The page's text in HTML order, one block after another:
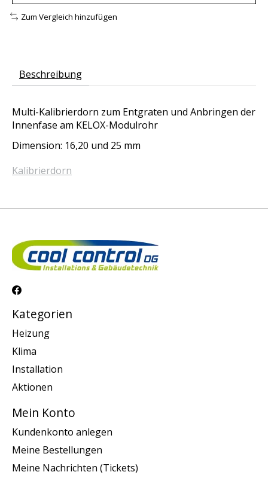
Zum Vergleich hinzufügen
Beschreibung
Multi-Kalibrierdorn zum Entgraten und Anbringen der
Innenfase am KELOX-Modulrohr
Dimension: 16,20 und 25 mm
Kalibrierdorn
Kategorien
Heizung
Klima
Installation
Aktionen
Mein Konto
Kundenkonto anlegen
Meine Bestellungen
Meine Nachrichten (Tickets)